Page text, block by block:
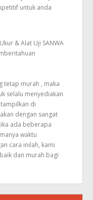
untuk anda
& Alat Uji SANWA
tetap murah , maka
selalu menyediakan
di
dengan sangat
ada beberapa
waktu
cara inilah, kami
dan murah bagi